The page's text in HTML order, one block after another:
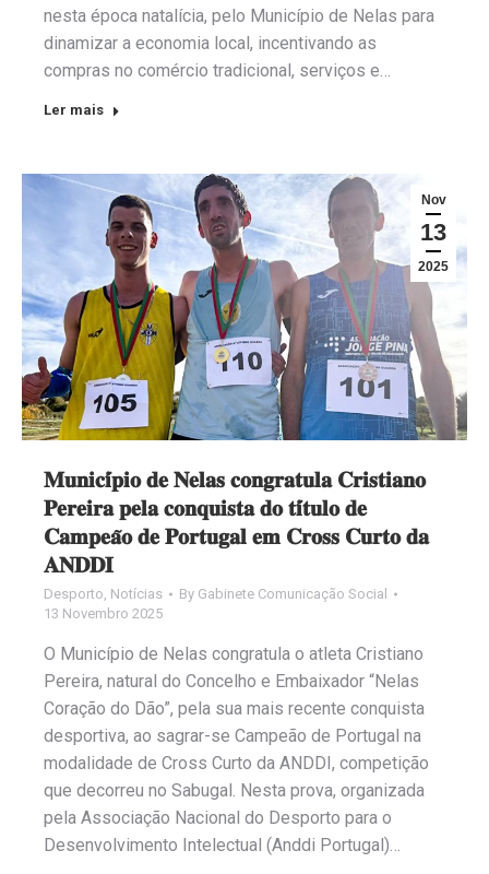
nesta época natalícia, pelo Município de Nelas para
dinamizar a economia local, incentivando as
compras no comércio tradicional, serviços e…
Ler mais
Nov
13
2025
𝐌𝐮𝐧𝐢𝐜𝐢́𝐩𝐢𝐨 𝐝𝐞 𝐍𝐞𝐥𝐚𝐬 𝐜𝐨𝐧𝐠𝐫𝐚𝐭𝐮𝐥𝐚 𝐂𝐫𝐢𝐬𝐭𝐢𝐚𝐧𝐨
𝐏𝐞𝐫𝐞𝐢𝐫𝐚 𝐩𝐞𝐥𝐚 𝐜𝐨𝐧𝐪𝐮𝐢𝐬𝐭𝐚 𝐝𝐨 𝐭𝐢́𝐭𝐮𝐥𝐨 𝐝𝐞
𝐂𝐚𝐦𝐩𝐞𝐚̃𝐨 𝐝𝐞 𝐏𝐨𝐫𝐭𝐮𝐠𝐚𝐥 𝐞𝐦 𝐂𝐫𝐨𝐬𝐬 𝐂𝐮𝐫𝐭𝐨 𝐝𝐚
𝐀𝐍𝐃𝐃𝐈
Desporto Notícias By Gabinete Comunicação Social
13 Novembro 2025
O Município de Nelas congratula o atleta Cristiano
Pereira, natural do Concelho e Embaixador “Nelas
Coração do Dão”, pela sua mais recente conquista
desportiva, ao sagrar-se Campeão de Portugal na
modalidade de Cross Curto da ANDDI, competição
que decorreu no Sabugal. Nesta prova, organizada
pela Associação Nacional do Desporto para o
Desenvolvimento Intelectual (Anddi Portugal)…